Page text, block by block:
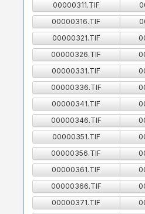
00000311.TIF
00000316.TIF
00000321.TIF
00000326.TIF
00000331.TIF
00000336.TIF
00000341.TIF
00000346.TIF
00000351.TIF
00000356.TIF
00000361.TIF
00000366.TIF
00000371.TIF